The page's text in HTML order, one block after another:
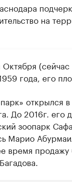
на
года, его
открылся
До 2016г. его
зоопарк
Марио
время продажу